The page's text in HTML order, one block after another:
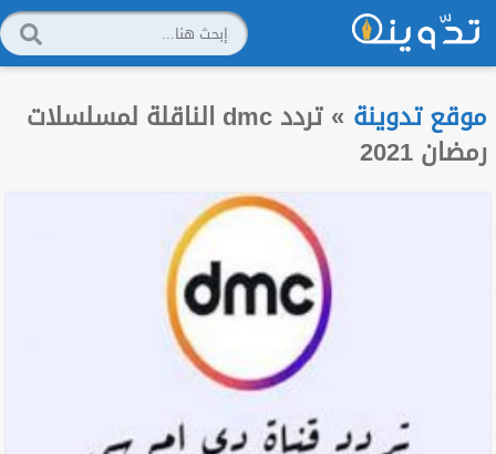
موقع تدوينة » تردد dmc الناقلة لمسلسلات
رمضان 2021